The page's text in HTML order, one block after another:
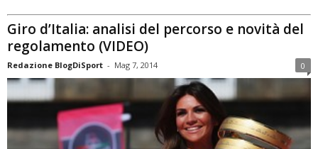
Giro d’Italia: analisi del percorso e novità del
regolamento (VIDEO)
Redazione BlogDiSport - Mag 7, 2014 0